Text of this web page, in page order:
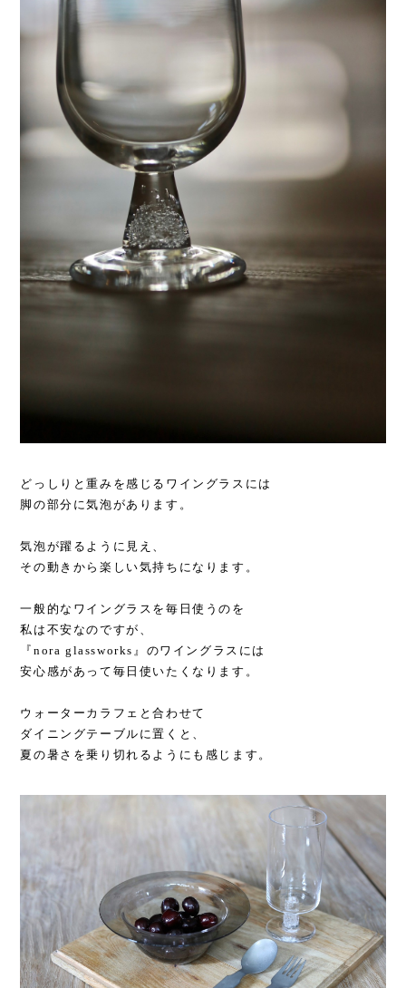
どっしりと重みを感じるワイングラスには
脚の部分に気泡があります。
気泡が躍るように見え、
その動きから楽しい気持ちになります。
一般的なワイングラスを毎日使うのを
私は不安なのですが、
『nora glassworks』のワイングラスには
安心感があって毎日使いたくなります。
ウォーターカラフェと合わせて
ダイニングテーブルに置くと、
夏の暑さを乗り切れるようにも感じます。